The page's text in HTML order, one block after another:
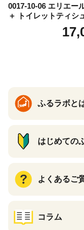
0017-10-06 エリエー
＋ トイレットティシ
っかり香るフレッシュ
の香り ダブル 12ロ
ふるラボと
はじめての
よくあるご
コラム